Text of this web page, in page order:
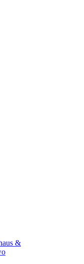
&